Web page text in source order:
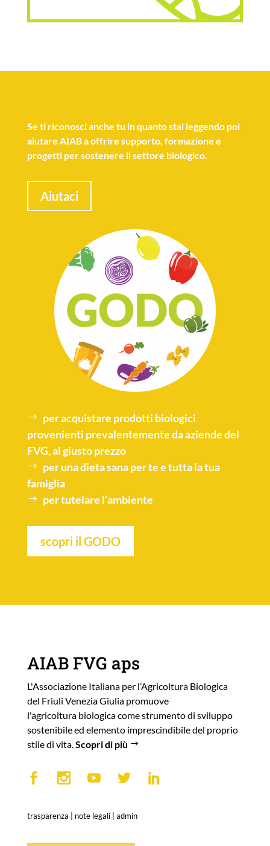
Se ti riconosci anche tu in quanto stai leggendo poi
aiutare AIAB a offrire supporto, formazione e
progetti per sostenere il settore biologico.
Aiutaci
per acquistare prodotti biologici
provenienti prevalentemente da aziende del
FVG, al giusto prezzo
per unadieta sanaper te e tutta la tua
famiglia
per tutelare l’ambiente
scopri il GODO
AIAB FVG aps
L'Associazione Italiana per l’Agricoltura Biologica
del Friuli Venezia Giulia promuove
l'agricoltura biologica come strumento di sviluppo
sostenibile ed elemento imprescindibile del proprio
stile di vita. Scopri di più
trasparenza note legali| admin